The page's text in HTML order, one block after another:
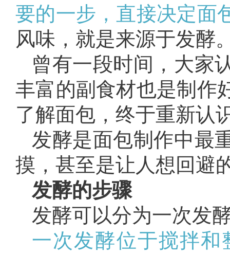
要的一步，直接决定面
风味，就是来源于发酵
曾有一段时间，大家
丰富的副食材也是制作
了解面包，终于重新认
发酵是面包制作中最
摸，甚至是让人想回避
发酵的步骤
发酵可以分为一次发
一次发酵位于搅拌